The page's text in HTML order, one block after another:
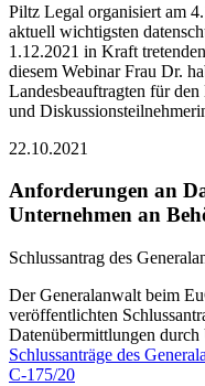
Piltz Legal organisiert am
aktuell wichtigsten
1.12.2021 in Kraft
diesem Webinar Frau Dr.
Landesbeauftragten für
und
22.10.2021
Anforderungen an
Unternehmen an
Schlussantrag des
Der Generalanwalt beim
veröffentlichten
Datenübermittlungen
Schlussanträge des
C-175/20